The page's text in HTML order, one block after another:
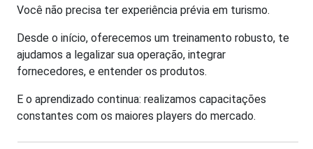
Você não precisa ter experiência prévia em turismo.
Desde o início, oferecemos um treinamento robusto, te
ajudamos a legalizar sua operação, integrar
fornecedores, e entender os produtos.
E o aprendizado continua: realizamos capacitações
constantes com os maiores players do mercado.